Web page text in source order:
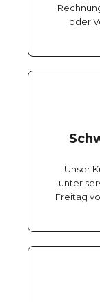
oder
Unser
unter
Freitag